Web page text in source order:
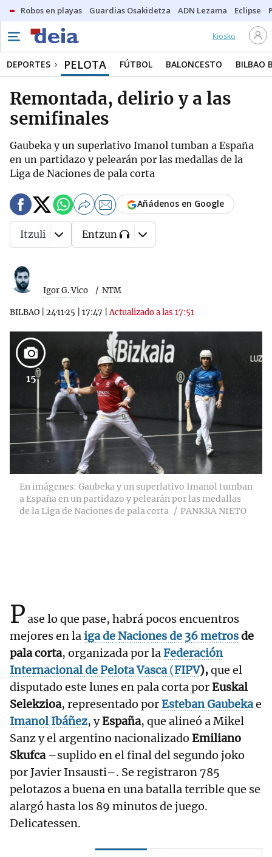
Robos en playas Guardias Osakidetza ADN Lezama Eclipse
Kiosko
DEPORTES PELOTA FÚTBOL BALONCESTO BILBAO
Remontada, delirio y a las
semifinales
Gaubeka y un superlativo Imanol tumban a España
en un partidazo y pelearán por las medallas de la
Liga de Naciones de pala corta
Igor G. Vico NTM
BILBAO 24·11·25 17:47 |Actualizado a las 17:51
Añádenos en Google
Itzuli Entzun
15
En imágenes: Gaubeka y un superlativo Imanol tumban
a España en un partidazo y pelearán por las medallas
de la Liga de Naciones de pala corta
PANKRA NIETO
Pase lo que pase, habrá pocos encuentros
mejores en laiga de Naciones de 36metrosde
pala corta, organizada por laFederación
Internacional de Pelota Vasca(FIPV),que el
disputado este lunes en pala corta porEuskal
Selekzioa, representado porEsteban Gaubekae
Imanol Ibáñez, yEspaña, que alineó a Mikel
Sanz y el argentino nacionalizado Emiliano
Skufca–suplido en el final del segundo joko
por Javier Insausti–. Se registraron 785
pelotazos a buena en una batalla terrible que se
alargó hasta los 89 minutos de juego.
Delicatessen.